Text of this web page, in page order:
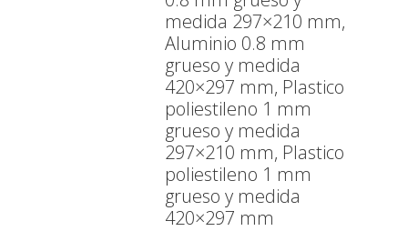
medida 297×210 mm,
Aluminio 0.8 mm
grueso y medida
420×297 mm, Plastico
poliestileno 1 mm
grueso y medida
297×210 mm, Plastico
poliestileno 1 mm
grueso y medida
420×297 mm